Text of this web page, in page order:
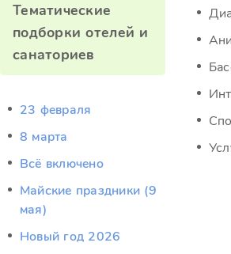
Тематические
подборки отелей и
санаториев
23 февраля
8 марта
Всё включено
Майские праздники (9
мая)
Новый год 2026